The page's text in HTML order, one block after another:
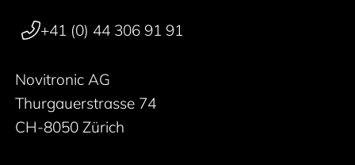
+41 (0) 44 306 91 91
Novitronic AG
Thurgauerstrasse 74
CH-8050 Zürich